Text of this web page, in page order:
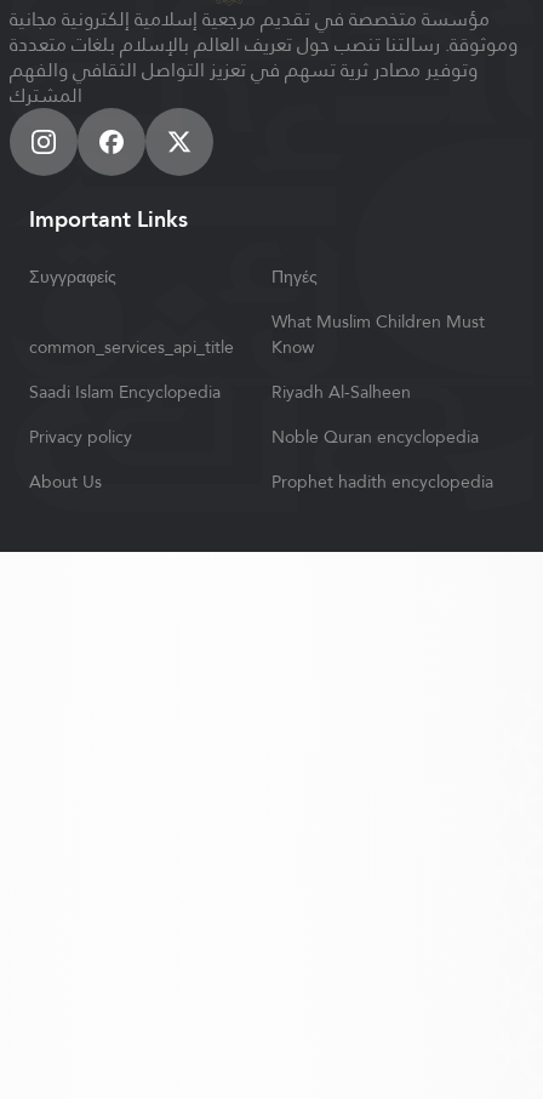
مؤسسة متخصصة في تقديم مرجعية إسلامية إلكترونية مجانية
وموثوقة. رسالتنا تنصب حول تعريف العالم بالإسلام بلغات متعددة
وتوفير مصادر ثرية تسهم في تعزيز التواصل الثقافي والفهم
المشترك
Important Links
Συγγραφείς Πηγές
common_services_api_title
What Muslim Children Must
Know
Saadi Islam Encyclopedia
Riyadh Al-Salheen
Privacy policy
Noble Quran encyclopedia
About Us
Prophet hadith encyclopedia